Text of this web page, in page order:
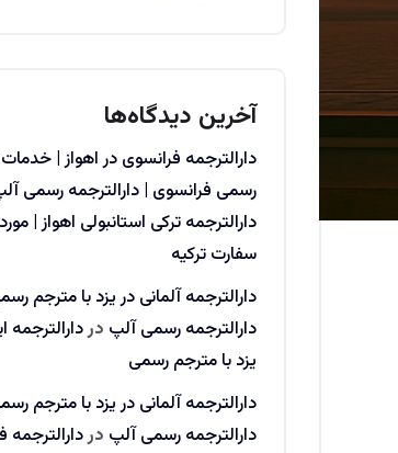
آخرین دیدگاه‌ها
دارالترجمه فرانسوی در اهواز |
رسمی فرانسوی | دارالترجمه رسمی
دارالترجمه ترکی استانبولی اهواز |
سفارت ترکیه
دارالترجمه آلمانی در یزد با مترجم
دارالترجمه رسمی آلپ دردارالترجمه
یزد با مترجم رسمی
دارالترجمه آلمانی در یزد با مترجم
دارالترجمه رسمی آلپ دردارالترجمه